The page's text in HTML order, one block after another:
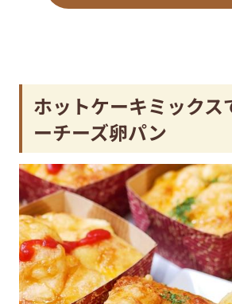
ホットケーキミックス
ーチーズ卵パン